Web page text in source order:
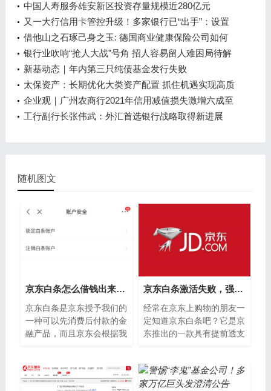
中国人寿服务雄安新区投资存量规模近280亿元
又一大行信用卡管控升级！多家银行已“出手”：设置
持卡数量上限、限制非消费类交易……
借他山之石琢己身之玉: 德国商业健康保险公司如何
在激烈竞争中实现可持续发展？
银行业吹响“抢人大战”号角 招人容易留人难困局待解
新基动态｜年内第三只纯债基金发行失败
太保资产：长期优化大类资产配置 抓住机遇实现高质
量发展
企业观｜广州农商行2021年信用减值损失激增六成至
126亿元 归母净利连续两年跌超30%
工行副行长张伟武：外汇首选银行战略取得新进展
随机图文
京东白条怎么借钱出来（京东白条套线扫码商家）
京东白条是京东授予我们的
一种可以先消费后付款的金
融产品，而且京东会根据我
跟支付宝的...
京东白条激活失败，强开京东白条技巧
经常在京东上购物的朋友一
定知道京东白条吧？它是京
东推出的一款具有提前透支
延后付款期，...